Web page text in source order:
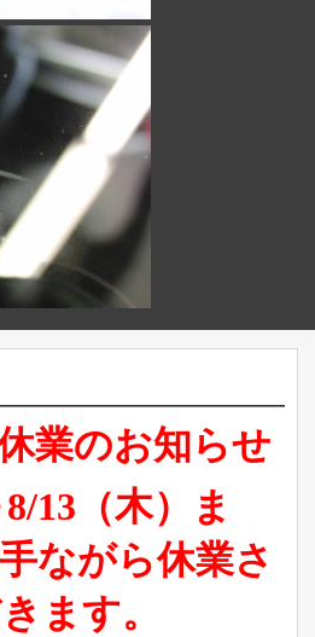
業のお知らせ
13（木）ま
ながら休業さ
ます。